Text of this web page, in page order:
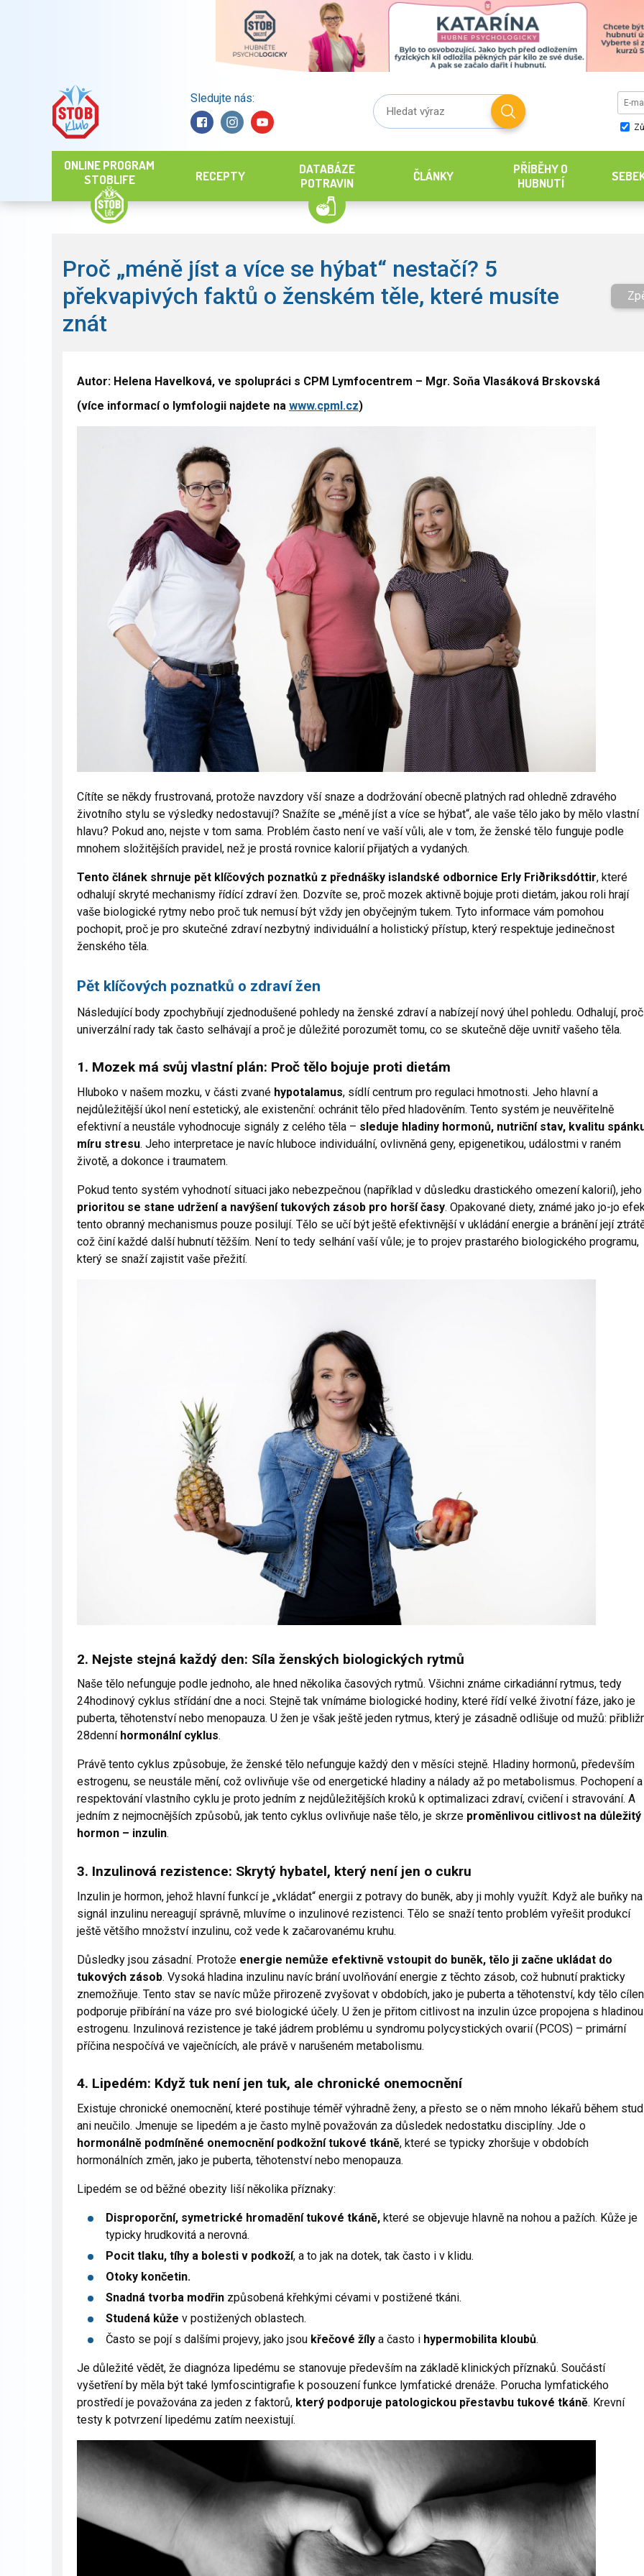
Sledujte nás:
ONLINE PROGRAM
STOBLIFE
RECEPTY
DATABÁZE
POTRAVIN
ČLÁNKY
PŘÍBĚHY O
HUBNUTÍ
Proč „méně jíst a více se hýbat“ nestačí? 5
překvapivých faktů o ženském těle, které musíte
znát
Autor: Helena Havelková, ve spolupráci s CPM Lymfocentrem – Mgr. Soňa Vlasáková Brskovská
(více informací o lymfologii najdete na www.cpml.cz)
Cítíte se někdy frustrovaná, protože navzdory vší snaze a dodržování obecně platných rad ohledně zdravého
životního stylu se výsledky nedostavují? Snažíte se „méně jíst a více se hýbat“, ale vaše tělo jako by mělo vlastní
hlavu? Pokud ano, nejste v tom sama. Problém často není ve vaší vůli, ale v tom, že ženské tělo funguje podle
mnohem složitějších pravidel, než je prostá rovnice kalorií přijatých a vydaných.
Tento článek shrnuje pět klíčových poznatků z přednášky islandské odbornice Erly Friðriksdóttir, které
odhalují skryté mechanismy řídící zdraví žen. Dozvíte se, proč mozek aktivně bojuje proti dietám, jakou roli hrají
vaše biologické rytmy nebo proč tuk nemusí být vždy jen obyčejným tukem. Tyto informace vám pomohou
pochopit, proč je pro skutečné zdraví nezbytný individuální a holistický přístup, který respektuje jedinečnost
ženského těla.
Pět klíčových poznatků o zdraví žen
Následující body zpochybňují zjednodušené pohledy na ženské zdraví a nabízejí nový úhel pohledu. Odhalují, proč
univerzální rady tak často selhávají a proč je důležité porozumět tomu, co se skutečně děje uvnitř vašeho těla.
1. Mozek má svůj vlastní plán: Proč tělo bojuje proti dietám
Hluboko v našem mozku, v části zvané hypotalamus, sídlí centrum pro regulaci hmotnosti. Jeho hlavní a
nejdůležitější úkol není estetický, ale existenční: ochránit tělo před hladověním. Tento systém je neuvěřitelně
efektivní a neustále vyhodnocuje signály z celého těla – sleduje hladiny hormonů, nutriční stav, kvalitu
míru stresu. Jeho interpretace je navíc hluboce individuální, ovlivněná geny, epigenetikou, událostmi v raném
životě, a dokonce i traumatem.
Pokud tento systém vyhodnotí situaci jako nebezpečnou (například v důsledku drastického omezení kalorií), jeho
prioritou se stane udržení a navýšení tukových zásob pro horší časy. Opakované diety, známé jako jo-jo
tento obranný mechanismus pouze posilují. Tělo se učí být ještě efektivnější v ukládání energie a bránění její
což činí každé další hubnutí těžším. Není to tedy selhání vaší vůle; je to projev prastarého biologického programu,
který se snaží zajistit vaše přežití.
2. Nejste stejná každý den: Síla ženských biologických rytmů
Naše tělo nefunguje podle jednoho, ale hned několika časových rytmů. Všichni známe cirkadiánní rytmus, tedy
24hodinový cyklus střídání dne a noci. Stejně tak vnímáme biologické hodiny, které řídí velké životní fáze, jako je
puberta, těhotenství nebo menopauza. U žen je však ještě jeden rytmus, který je zásadně odlišuje od mužů:
28denní hormonální cyklus.
Právě tento cyklus způsobuje, že ženské tělo nefunguje každý den v měsíci stejně. Hladiny hormonů, především
estrogenu, se neustále mění, což ovlivňuje vše od energetické hladiny a nálady až po metabolismus. Pochopení a
respektování vlastního cyklu je proto jedním z nejdůležitějších kroků k optimalizaci zdraví, cvičení i stravování. A
jedním z nejmocnějších způsobů, jak tento cyklus ovlivňuje naše tělo, je skrze proměnlivou citlivost na důležitý
hormon – inzulin.
3. Inzulinová rezistence: Skrytý hybatel, který není jen o cukru
Inzulin je hormon, jehož hlavní funkcí je „vkládat“ energii z potravy do buněk, aby ji mohly využít. Když ale buňky na
signál inzulinu nereagují správně, mluvíme o inzulinové rezistenci. Tělo se snaží tento problém vyřešit produkcí
ještě většího množství inzulinu, což vede k začarovanému kruhu.
Důsledky jsou zásadní. Protože energie nemůže efektivně vstoupit do buněk, tělo ji začne ukládat do
tukových zásob. Vysoká hladina inzulinu navíc brání uvolňování energie z těchto zásob, což hubnutí prakticky
znemožňuje. Tento stav se navíc může přirozeně zvyšovat v obdobích, jako je puberta a těhotenství, kdy tělo
podporuje přibírání na váze pro své biologické účely. U žen je přitom citlivost na inzulin úzce propojena s hladinou
estrogenu. Inzulinová rezistence je také jádrem problému u syndromu polycystických ovarií (PCOS) – primární
příčina nespočívá ve vaječnících, ale právě v narušeném metabolismu.
4. Lipedém: Když tuk není jen tuk, ale chronické onemocnění
Existuje chronické onemocnění, které postihuje téměř výhradně ženy, a přesto se o něm mnoho lékařů během
ani neučilo. Jmenuje se lipedém a je často mylně považován za důsledek nedostatku disciplíny. Jde o
hormonálně podmíněné onemocnění podkožní tukové tkáně, které se typicky zhoršuje v obdobích
hormonálních změn, jako je puberta, těhotenství nebo menopauza.
Lipedém se od běžné obezity liší několika příznaky:
Disproporční, symetrické hromadění tukové tkáně, které se objevuje hlavně na nohou a pažích. Kůže je
typicky hrudkovitá a nerovná.
Pocit tlaku, tíhy a bolesti v podkoží, a to jak na dotek, tak často i v klidu.
Otoky končetin.
Snadná tvorba modřin způsobená křehkými cévami v postižené tkáni.
Studená kůže v postižených oblastech.
Často se pojí s dalšími projevy, jako jsou křečové žíly a často i hypermobilita kloubů.
Je důležité vědět, že diagnóza lipedému se stanovuje především na základě klinických příznaků. Součástí
vyšetření by měla být také lymfoscintigrafie k posouzení funkce lymfatické drenáže. Porucha lymfatického
prostředí je považována za jeden z faktorů, který podporuje patologickou přestavbu tukové tkáně. Krevní
testy k potvrzení lipedému zatím neexistují.